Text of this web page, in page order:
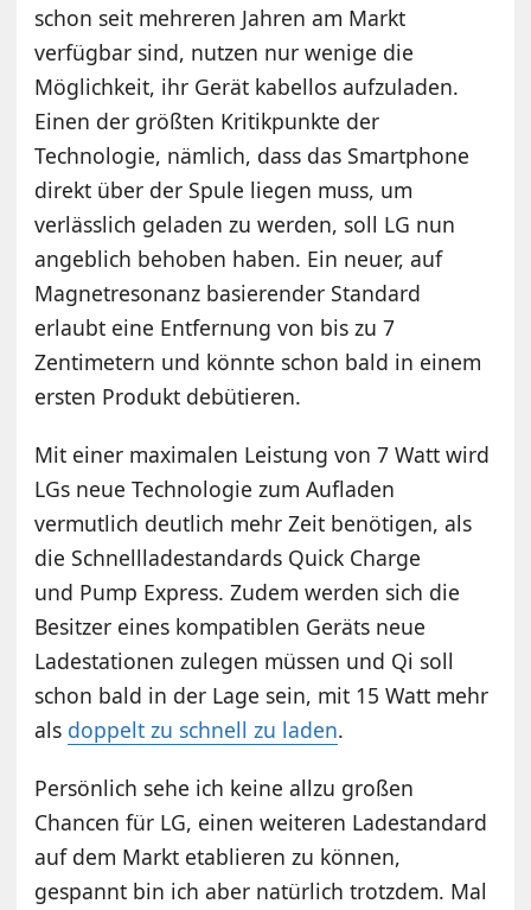
schon seit mehreren Jahren am Markt
verfügbar sind, nutzen nur wenige die
Möglichkeit, ihr Gerät kabellos aufzuladen.
Einen der größten Kritikpunkte der
Technologie, nämlich, dass das Smartphone
direkt über der Spule liegen muss, um
verlässlich geladen zu werden, soll LG nun
angeblich behoben haben. Ein neuer, auf
Magnetresonanz basierender Standard
erlaubt eine Entfernung von bis zu 7
Zentimetern und könnte schon bald in einem
ersten Produkt debütieren.
Mit einer maximalen Leistung von 7 Watt wird
LGs neue Technologie zum Aufladen
vermutlich deutlich mehr Zeit benötigen, als
die Schnellladestandards Quick Charge
und Pump Express. Zudem werden sich die
Besitzer eines kompatiblen Geräts neue
Ladestationen zulegen müssen und Qi soll
schon bald in der Lage sein, mit 15 Watt mehr
als doppelt zu schnell zu laden.
Persönlich sehe ich keine allzu großen
Chancen für LG, einen weiteren Ladestandard
auf dem Markt etablieren zu können,
gespannt bin ich aber natürlich trotzdem. Mal